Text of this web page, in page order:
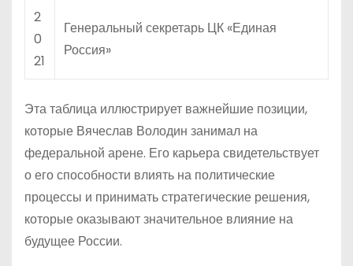
2
0
21
Генеральный секретарь ЦК «Единая
Россия»
Эта таблица иллюстрирует важнейшие позиции,
которые Вячеслав Володин занимал на
федеральной арене. Его карьера свидетельствует
о его способности влиять на политические
процессы и принимать стратегические решения,
которые оказывают значительное влияние на
будущее России.